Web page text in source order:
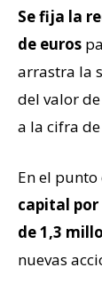
Se fija la
de euros
arrastra la
del valor
a la cifra
En el
capital por
de 1,3
nuevas